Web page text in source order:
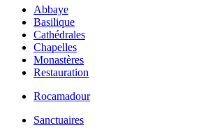
Abbaye
Basilique
Cathédrales
Chapelles
Monastères
Restauration
Rocamadour
Sanctuaires